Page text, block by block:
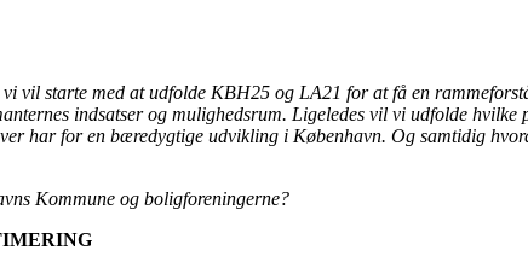
vil starte med at udfolde KBH25 og LA21 for at få en
indsatser og mulighedsrum. Ligeledes vil vi udfolde
har for en bæredygtige udvikling i København. Og samtidig
Kommune og boligforeningerne?